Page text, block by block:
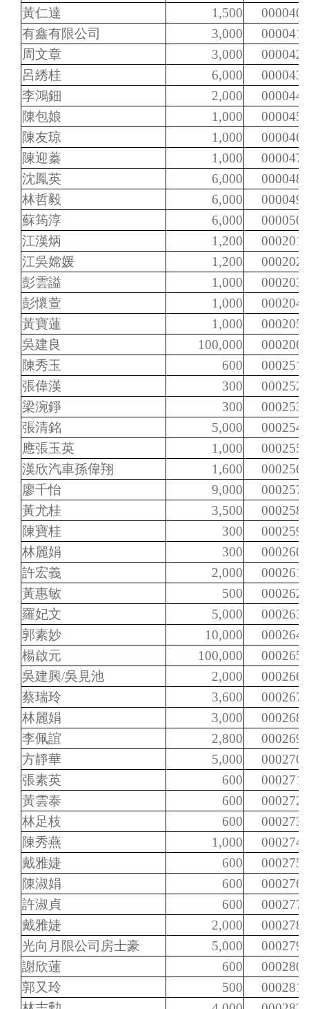
黃仁達
1,500
000040
有鑫有限公司
3,000
000041
周文章
3,000
000042
呂綉桂
6,000
000043
李鴻鈿
2,000
000044
陳包娘
1,000
000045
陳友琼
1,000
000046
陳迎蓁
1,000
000047
沈鳳英
6,000
000048
林哲毅
6,000
000049
蘇筠淳
6,000
000050
江漢炳
1,200
000201
江吳嫦媛
1,200
000202
彭雲謚
1,000
000203
彭懷萱
1,000
000204
黃寶蓮
1,000
000205
吳建良
100,000
000206
陳秀玉
600
000251
張偉漢
300
000252
梁涴錚
300
000253
張清銘
5,000
000254
應張玉英
1,000
000255
漢欣汽車孫偉翔
1,600
000256
廖千怡
9,000
000257
黃尤桂
3,500
000258
陳寶桂
300
000259
林麗娟
300
000260
許宏義
2,000
000261
黃惠敏
500
000262
羅妃文
5,000
000263
郭素妙
10,000
000264
楊啟元
100,000
000265
吳建興/吳見池
2,000
000266
蔡瑞玲
3,600
000267
林麗娟
3,000
000268
李佩誼
2,800
000269
方靜華
5,000
000270
張素英
600
000271
黃雲泰
600
000272
林足枝
600
000273
陳秀燕
1,000
000274
戴雅婕
600
000275
陳淑娟
600
000276
許淑貞
600
000277
戴雅婕
2,000
000278
光向月限公司房士豪
5,000
000279
謝欣蓮
600
000280
郭又玲
500
000281